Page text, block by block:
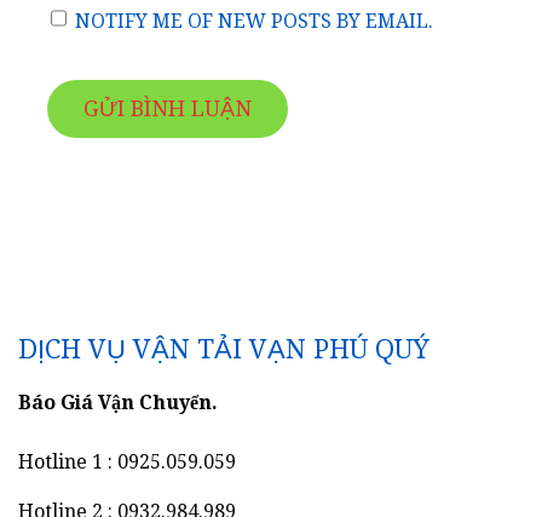
NOTIFY ME OF NEW POSTS BY EMAIL.
DỊCH VỤ VẬN TẢI VẠN PHÚ QUÝ
Báo Giá Vận Chuyển.
Hotline 1 : 0925.059.059
Hotline 2 : 0932.984.989